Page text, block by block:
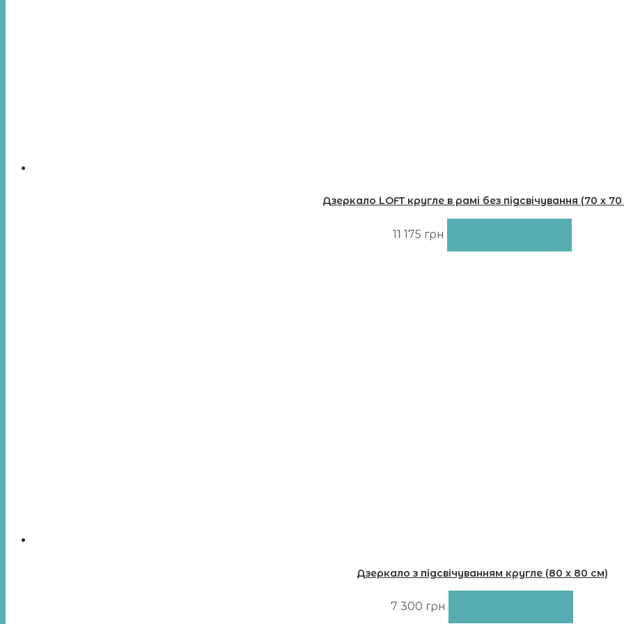
Дзеркало LOFT кругле в рамі без підсвічування (70 х
03.LFB
11 175 грн
Дзеркало з підсвічуванням кругле (80 х 80 см)
03.LF2
7 300 грн